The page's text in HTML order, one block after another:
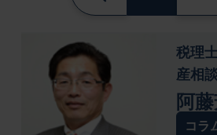
税理
産相
阿
コラ